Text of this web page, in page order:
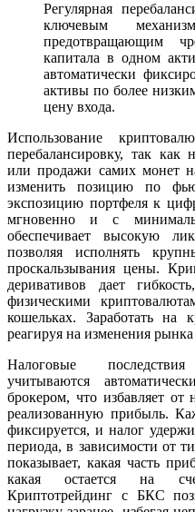
Регулярная
ключевым
предотвращающим
капитала в одном
автоматически
активы по более
цену входа.
Использование
перебалансировку, так как
или продажи самих монет
изменить позицию по
экспозицию портфеля к
мгновенно и с
обеспечивает высокую
позволяя исполнять
проскальзывания цены.
деривативов дает
физическими
кошельках. Заработать
реагируя на изменения
Налоговые
учитываются
брокером, что избавляет от
реализованную прибыль.
фиксируется, и налог
периода, в зависимости от
показывает, какая часть
какая остается на
Криптотрейдинг с БКС